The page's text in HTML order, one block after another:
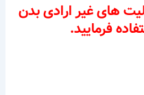
های غیر ارادی بدن
فرمایید.